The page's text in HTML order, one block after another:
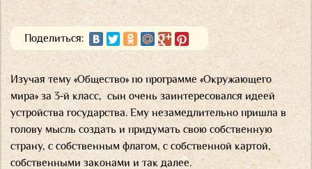
Поделиться:
Изучая тему «Общество» по программе «Окружающего
мира» за 3-й класс, сын очень заинтересовался идеей
устройства государства. Ему незамедлительно пришла в
голову мысль создать и придумать свою собственную
страну, с собственным флагом, с собственной картой,
собственными законами и так далее.